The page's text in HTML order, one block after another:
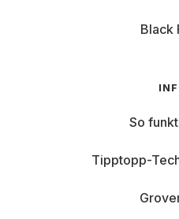
Black
So
Tipptopp-